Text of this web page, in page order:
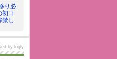
り必
初コ
禁し
by logly